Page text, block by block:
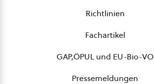
Richtlinien
Fachartikel
GAP,ÖPUL und EU-Bio-VO
Pressemeldungen